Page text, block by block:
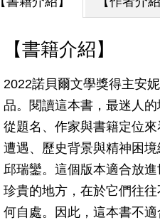
【書籍介紹】
2022諾貝爾文學獎得主安
品。閱讀這本書，最迷人
從題名、作家與書籍定位
遭遇、歷史背景與精神困
邱瑞鑾。這個版本適合放
珍貴的地方，在於它們往
何自處。因此，這本書不